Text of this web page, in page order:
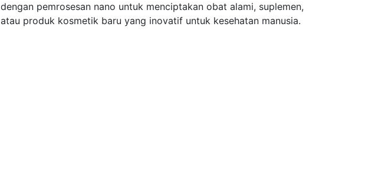
dengan pemrosesan nano untuk menciptakan obat alami, suplemen,
atau produk kosmetik baru yang inovatif untuk kesehatan manusia.